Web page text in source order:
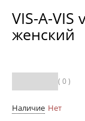
VIS-A-
женский
( 0 )
Наличие Нет